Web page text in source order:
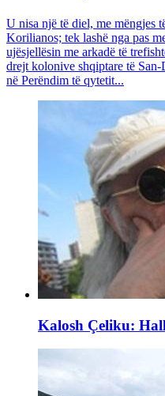
U nisa një të diel, me mëngjes
Korilianos; tek lashë nga pas
ujësjellësin me arkadë të
drejt kolonive shqiptare të
në Perëndim të qytetit...
Kalosh Çeliku: